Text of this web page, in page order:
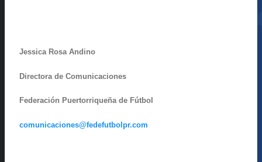
Jessica Rosa Andino
Directora de Comunicaciones
Federación Puertorriqueña de Fútbol
comunicaciones@fedefutbolpr.com